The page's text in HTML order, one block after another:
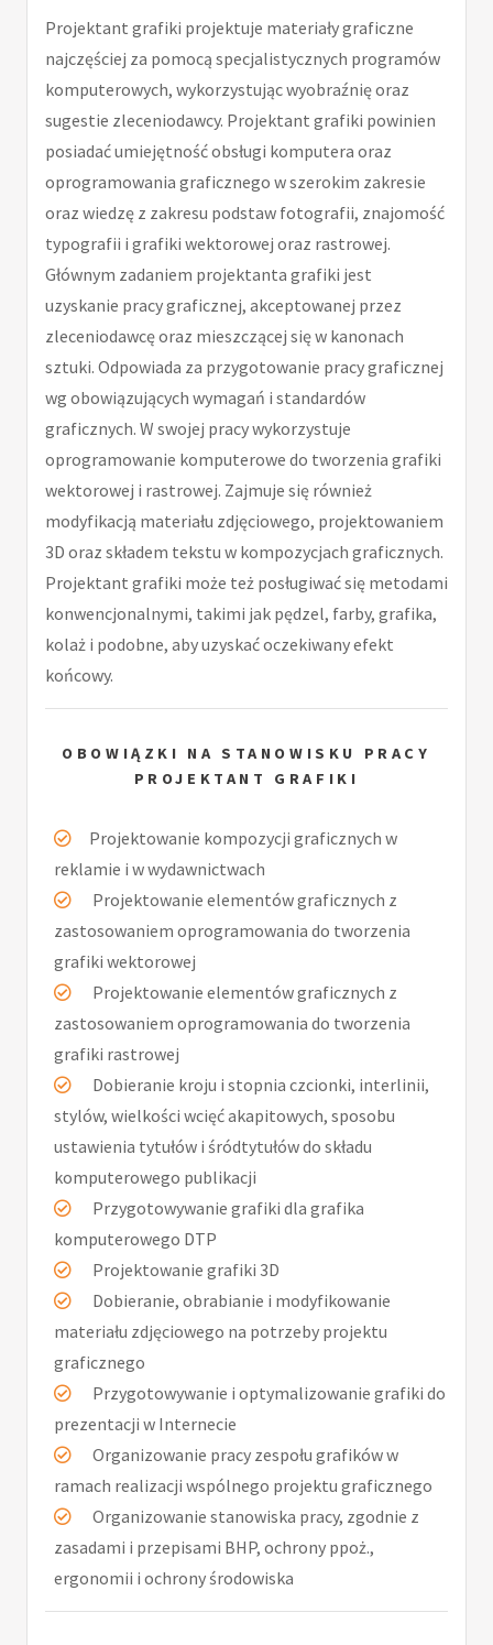
Projektant grafiki projektuje materiały graficzne
najczęściej za pomocą specjalistycznych programów
komputerowych, wykorzystując wyobraźnię oraz
sugestie zleceniodawcy. Projektant grafiki powinien
posiadać umiejętność obsługi komputera oraz
oprogramowania graficznego w szerokim zakresie
oraz wiedzę z zakresu podstaw fotografii, znajomość
typografii i grafiki wektorowej oraz rastrowej.
Głównym zadaniem projektanta grafiki jest
uzyskanie pracy graficznej, akceptowanej przez
zleceniodawcę oraz mieszczącej się w kanonach
sztuki. Odpowiada za przygotowanie pracy graficznej
wg obowiązujących wymagań i standardów
graficznych. W swojej pracy wykorzystuje
oprogramowanie komputerowe do tworzenia grafiki
wektorowej i rastrowej. Zajmuje się również
modyfikacją materiału zdjęciowego, projektowaniem
3D oraz składem tekstu w kompozycjach graficznych.
Projektant grafiki może też posługiwać się metodami
konwencjonalnymi, takimi jak pędzel, farby, grafika,
kolaż i podobne, aby uzyskać oczekiwany efekt
końcowy.
OBOWIĄZKI NA STANOWISKU PRACY
PROJEKTANT GRAFIKI
Projektowanie kompozycji graficznych w
reklamie i w wydawnictwach
Projektowanie elementów graficznych z
zastosowaniem oprogramowania do tworzenia
grafiki wektorowej
Projektowanie elementów graficznych z
zastosowaniem oprogramowania do tworzenia
grafiki rastrowej
Dobieranie kroju i stopnia czcionki, interlinii,
stylów, wielkości wcięć akapitowych, sposobu
ustawienia tytułów i śródtytułów do składu
komputerowego publikacji
Przygotowywanie grafiki dla grafika
komputerowego DTP
Projektowanie grafiki 3D
Dobieranie, obrabianie i modyfikowanie
materiału zdjęciowego na potrzeby projektu
graficznego
Przygotowywanie i optymalizowanie grafiki do
prezentacji w Internecie
Organizowanie pracy zespołu grafików w
ramach realizacji wspólnego projektu graficznego
Organizowanie stanowiska pracy, zgodnie z
zasadami i przepisami BHP, ochrony ppoż.,
ergonomii i ochrony środowiska